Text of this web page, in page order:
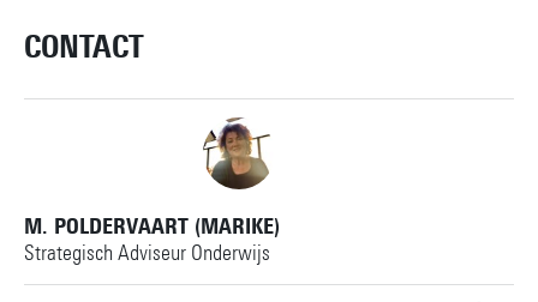
CONTACT
M. POLDERVAART (MARIKE)
Strategisch Adviseur Onderwijs